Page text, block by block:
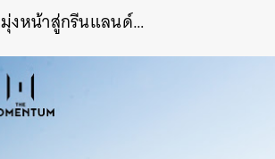
มุ่งหน้าสู่กรีนแลนด์…